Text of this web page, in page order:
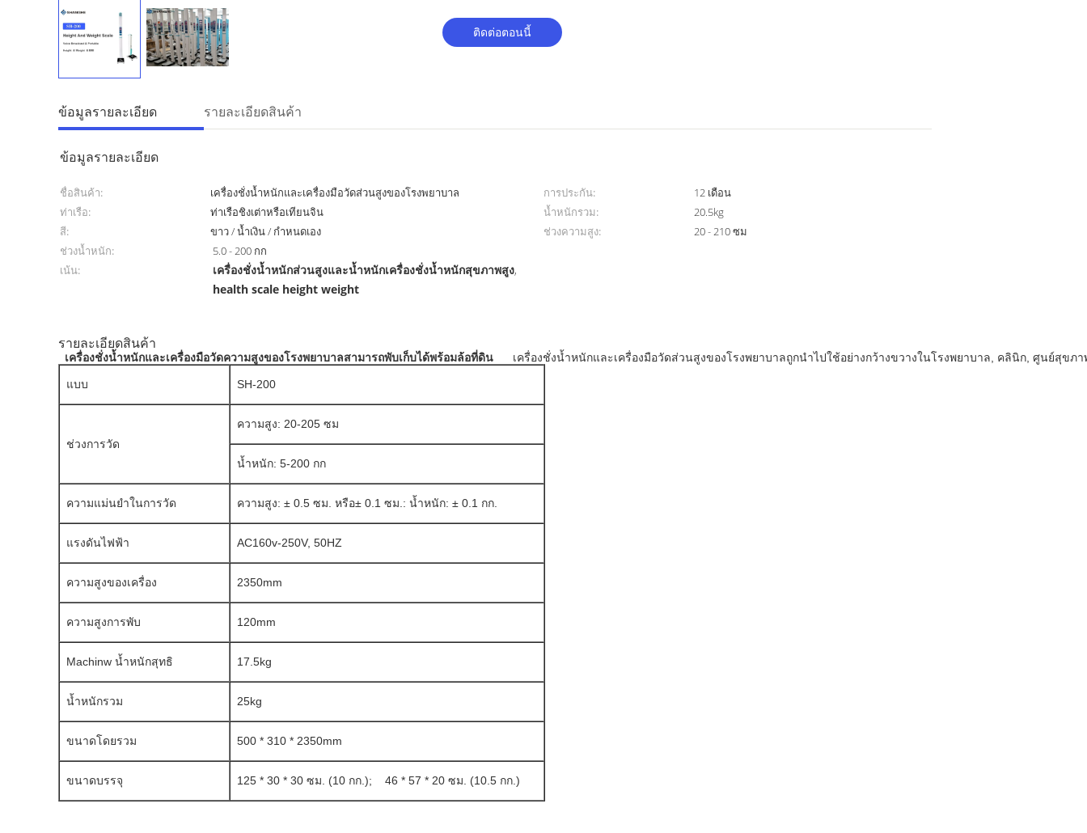
ติดต่อตอนนี้
ข้อมูลรายละเอียด รายละเอียดสินค้า
ข้อมูลรายละเอียด
ชื่อสินค้า: เครื่องชั่งน้ำหนักและเครื่องมือวัดส่วนสูงของโรงพยาบาล การประกัน:
12 เดือน
ท่าเรือ:
ท่าเรือชิงเต่าหรือเทียนจิน น้ำหนักรวม:
20.5kg
สี:
ขาว / น้ำเงิน / กำหนดเอง ช่วงความสูง:
20 - 210 ซม
ช่วงน้ำหนัก:
5.0 - 200 กก
เน้น:
เครื่องชั่งน้ำหนักส่วนสูงและน้ำหนักเครื่องชั่งน้ำหนักสุขภาพสูง,
health scale height weight
รายละเอียดสินค้า
เครื่องชั่งน้ำหนักและเครื่องมือวัดความสูงของโรงพยาบาลสามารถพับเก็บได้พร้อมล้อที่ดิน เครื่องชั่งน้ำหนักและเครื่องมือวัดส่วนสูงของโรงพยาบาลถูกนำไปใช้อย่างกว้างขวางในโรงพยาบาล, คลินิก, ศูนย์สุ
แบบ SH-200
ช่วงการวัด
ความสูง: 20-205 ซม
น้ำหนัก: 5-200 กก
ความแม่นยำในการวัด ความสูง: ± 0.5 ซม. หรือ± 0.1 ซม.: น้ำหนัก: ± 0.1 กก.
แรงดันไฟฟ้า AC160v-250V, 50HZ
ความสูงของเครื่อง 2350mm
ความสูงการพับ 120mm
Machinw น้ำหนักสุทธิ 17.5kg
น้ำหนักรวม 25kg
ขนาดโดยรวม 500 * 310 * 2350mm
ขนาดบรรจุ 125 * 30 * 30 ซม. (10 กก.); 46 * 57 * 20 ซม. (10.5 กก.)